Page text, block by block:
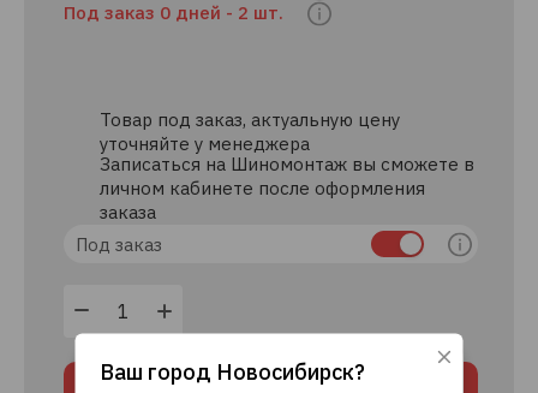
Под заказ 0 дней - 2 шт.
Товар под заказ, актуальную цену
уточняйте у менеджера
Записаться на Шиномонтаж вы сможете в
личном кабинете после оформления
заказа
Под заказ
В корзину
Ваш город Новосибирск?
Используя данный сайт, вы даете согласие